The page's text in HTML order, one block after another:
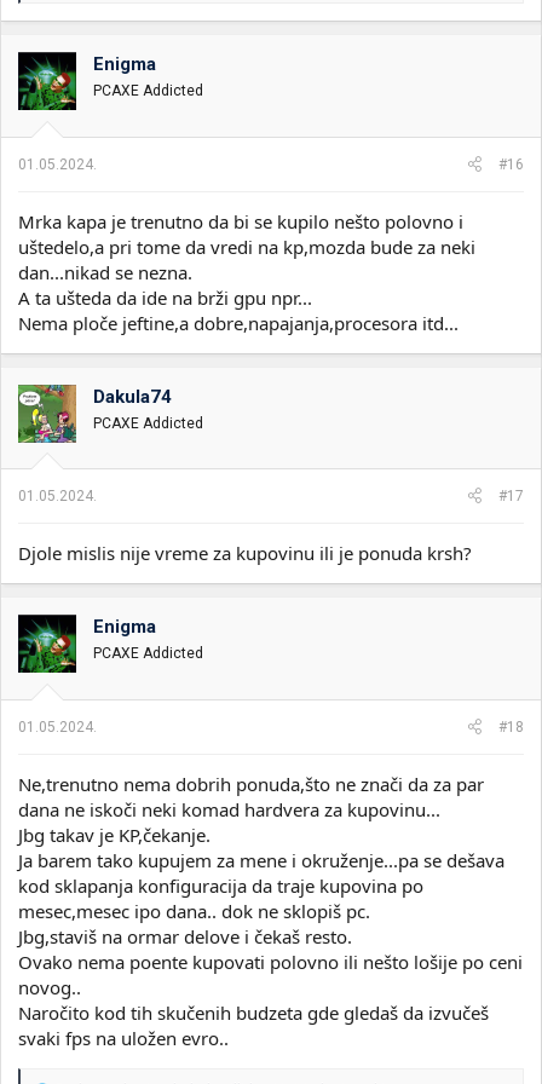
a
o
v
a
n
:
Enigma
PCAXE Addicted
01.05.2024. #16
Mrka kapa je trenutno da bi se kupilo nešto polovno i
uštedelo,a pri tome da vredi na kp,mozda bude za neki
dan...nikad se nezna.
A ta ušteda da ide na brži gpu npr...
Nema ploče jeftine,a dobre,napajanja,procesora itd...
Dakula74
PCAXE Addicted
01.05.2024. #17
Djole mislis nije vreme za kupovinu ili je ponuda krsh?
Enigma
PCAXE Addicted
01.05.2024. #18
Ne,trenutno nema dobrih ponuda,što ne znači da za par
dana ne iskoči neki komad hardvera za kupovinu...
Jbg takav je KP,čekanje.
Ja barem tako kupujem za mene i okruženje...pa se dešava
kod sklapanja konfiguracija da traje kupovina po
mesec,mesec ipo dana.. dok ne sklopiš pc.
Jbg,staviš na ormar delove i čekaš resto.
Ovako nema poente kupovati polovno ili nešto lošije po ceni
novog..
Naročito kod tih skučenih budzeta gde gledaš da izvučeš
svaki fps na uložen evro..